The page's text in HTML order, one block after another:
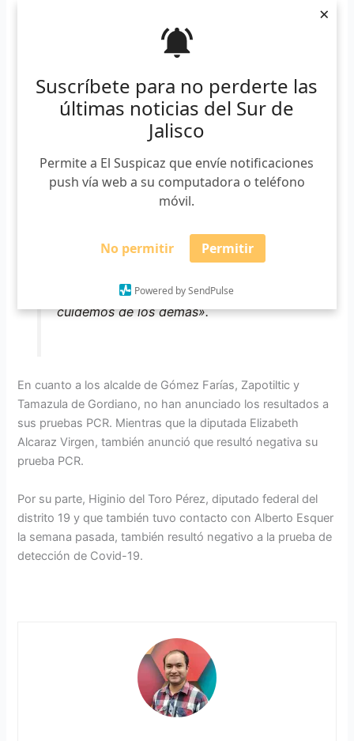
Suscríbete para no perderte las
últimas noticias del Sur de
Jalisco
Permite a El Suspicaz que envíe notificaciones
push vía web a su computadora o teléfono
móvil.
No permitir Permitir
Powered by SendPulse
×
«A partir de mañana me reincorporo de
nuevo a todas mis actividades,
haciéndolo responsablemente con todos
los protocolos sanitarios, usando mi
cubre bocas en todo momento y
actuando con responsabilidad.Los
invito a cuidarnos y tener
siempre el cubrebocas en espacios
públicos, estamos pasando por
contagios en nuestra ciudad, por favor
cuidemos de los demás».
En cuanto a los alcalde de Gómez Farías, Zapotiltic y
Tamazula de Gordiano, no han anunciado los resultados a
sus pruebas PCR. Mientras que la diputada Elizabeth
Alcaraz Virgen, también anunció que resultó negativa su
prueba PCR.
Por su parte, Higinio del Toro Pérez, diputado federal del
distrito 19 y que también tuvo contacto con Alberto Esquer
la semana pasada, también resultó negativo a la prueba de
detección de Covid-19.